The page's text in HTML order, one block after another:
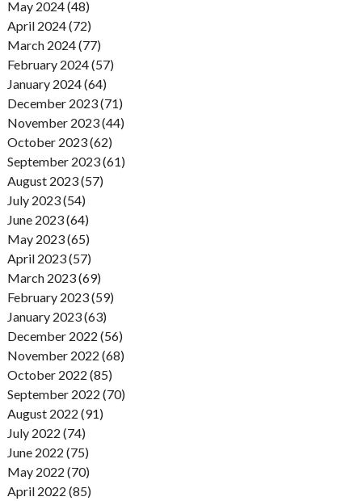
May 2024 (48)
April 2024 (72)
March 2024 (77)
February 2024 (57)
January 2024 (64)
December 2023 (71)
November 2023 (44)
October 2023 (62)
September 2023 (61)
August 2023 (57)
July 2023 (54)
June 2023 (64)
May 2023 (65)
April 2023 (57)
March 2023 (69)
February 2023 (59)
January 2023 (63)
December 2022 (56)
November 2022 (68)
October 2022 (85)
September 2022 (70)
August 2022 (91)
July 2022 (74)
June 2022 (75)
May 2022 (70)
April 2022 (85)